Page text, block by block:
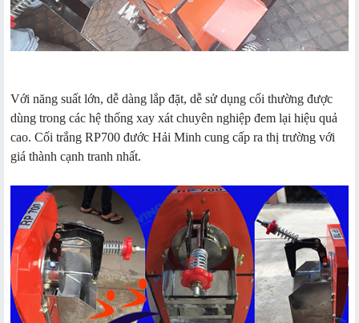
Với năng suất lớn, dễ dàng lắp đặt, dễ sử dụng cối thường được
dùng trong các hệ thống xay xát chuyên nghiệp đem lại hiệu quả
cao. Cối trắng RP700 đước Hải Minh cung cấp ra thị trường với
giá thành cạnh tranh nhất.